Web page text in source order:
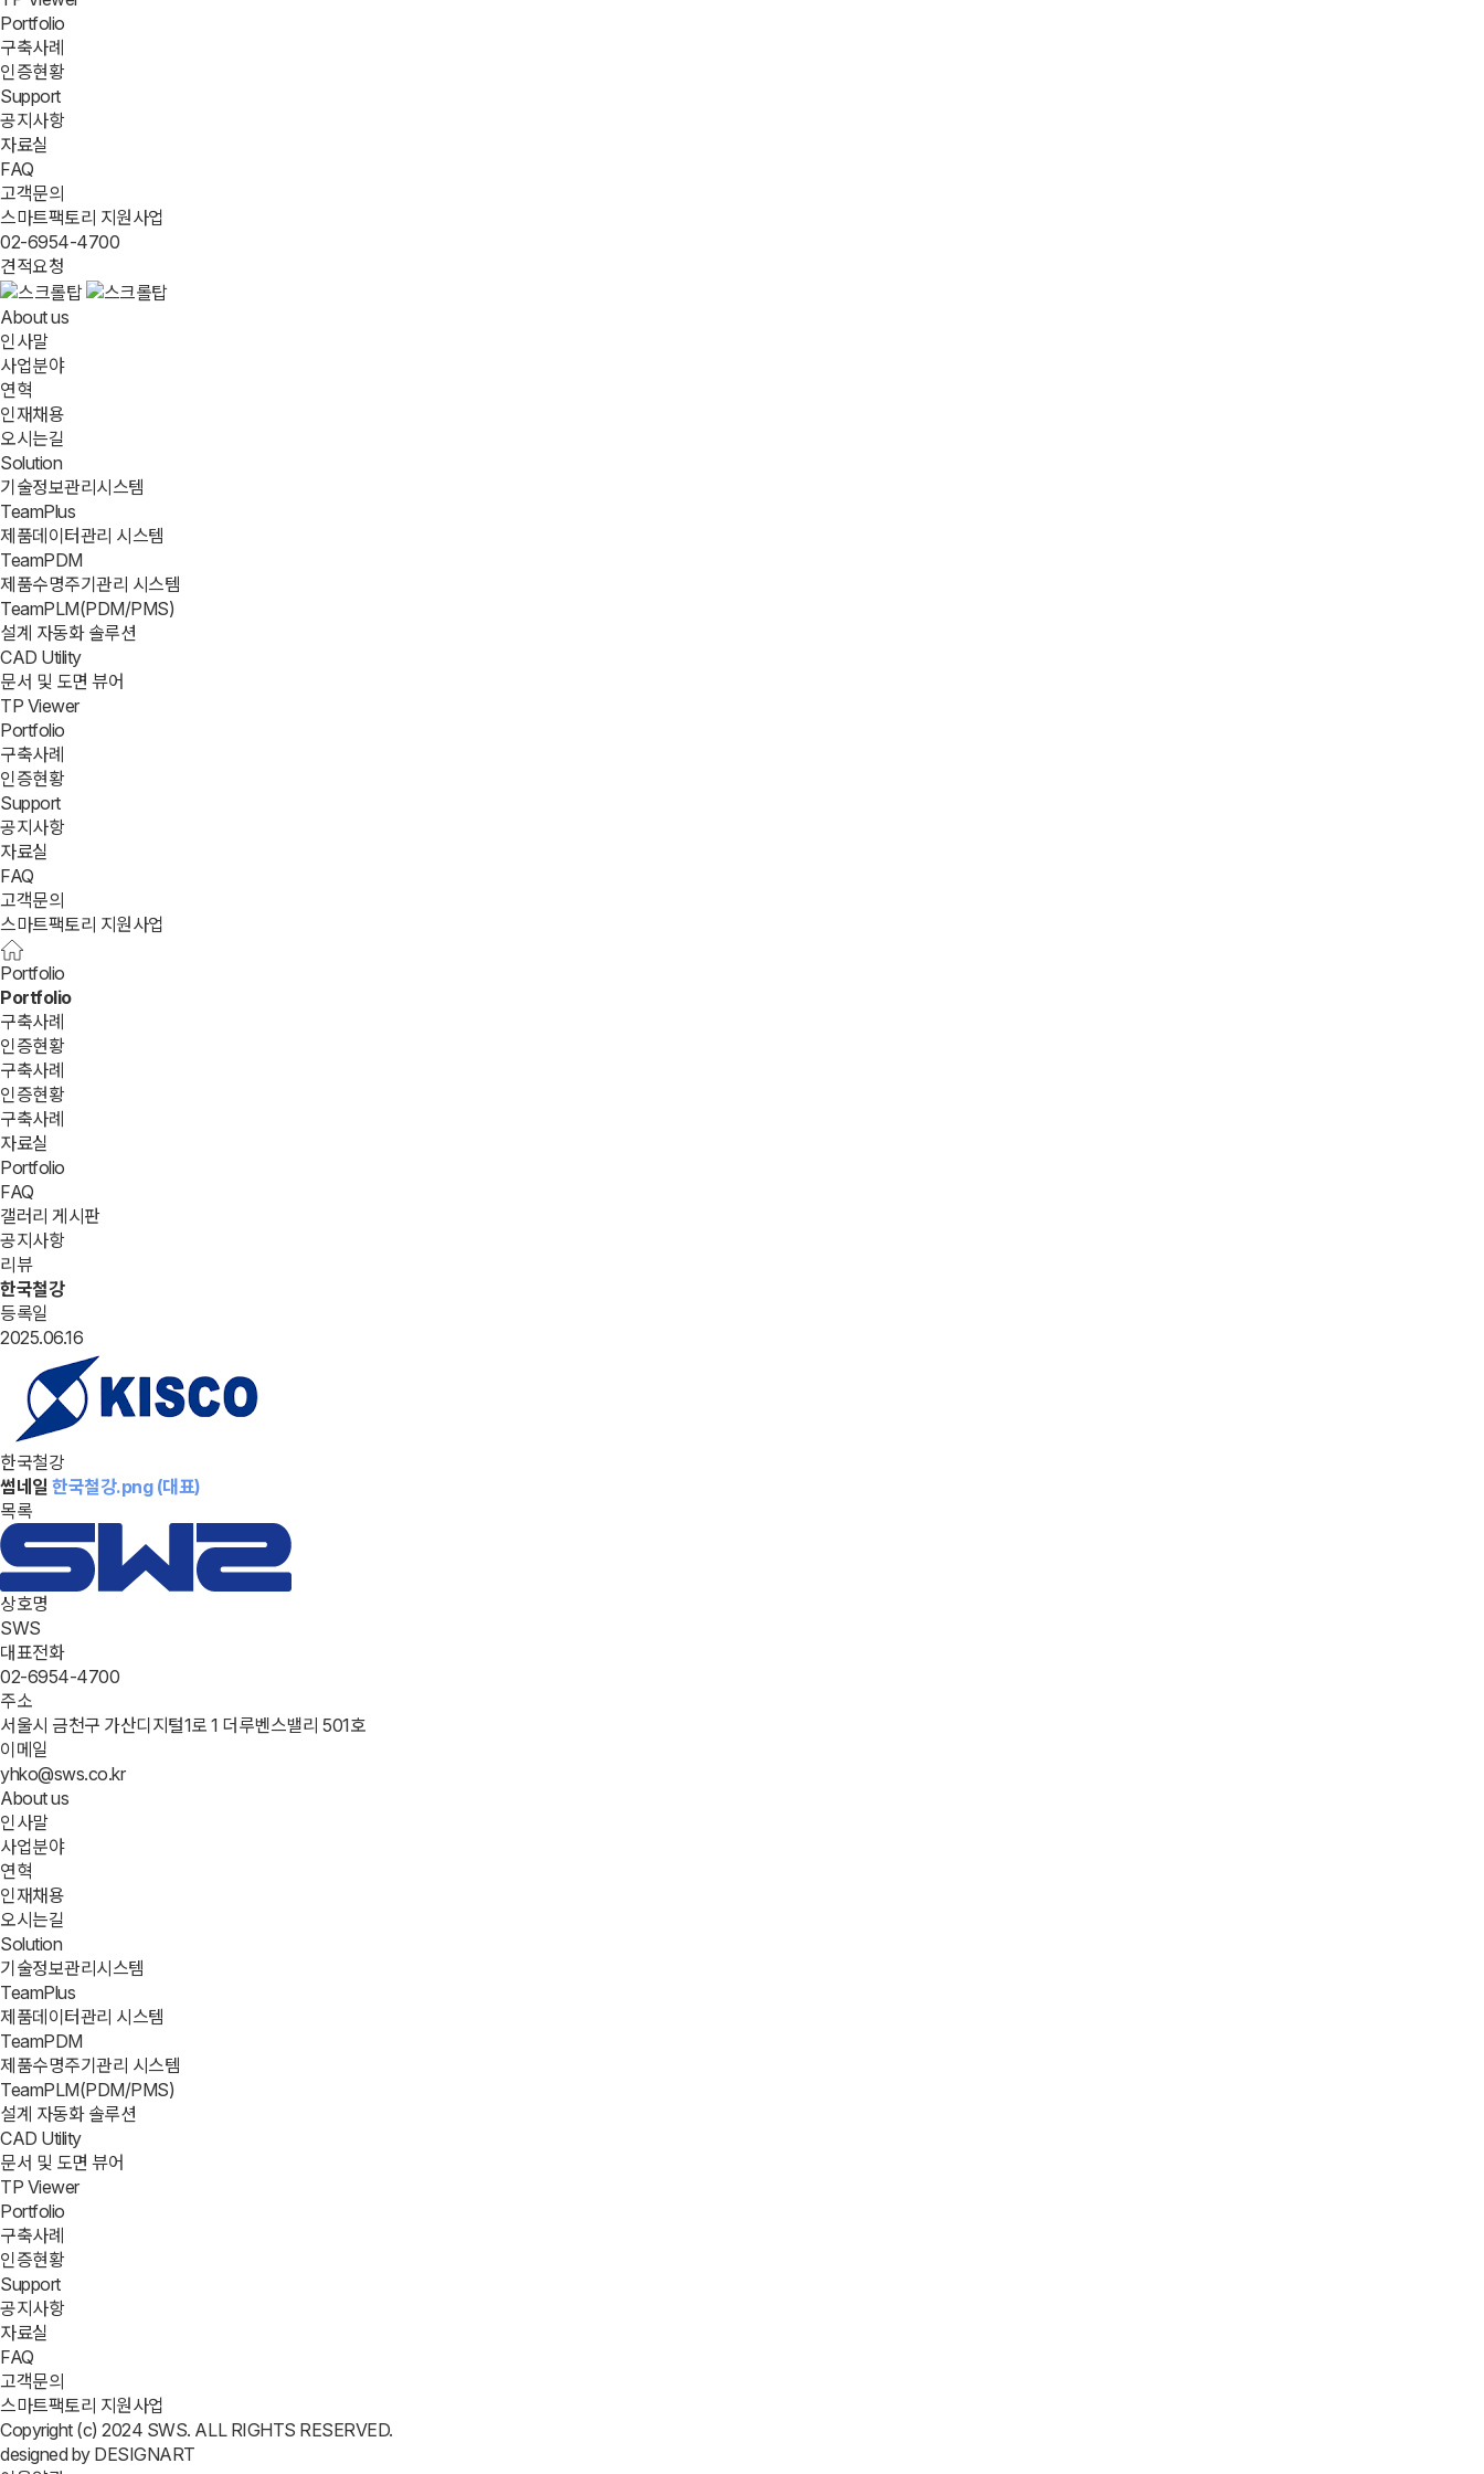
Portfolio
구축사례
인증현황
Support
공지사항
자료실
FAQ
고객문의
스마트팩토리 지원사업
02-6954-4700
견적요청
About us
인사말
사업분야
연혁
인재채용
오시는길
Solution
기술정보관리시스템
TeamPlus
제품데이터관리 시스템
TeamPDM
제품수명주기관리 시스템
TeamPLM(PDM/PMS)
설계 자동화 솔루션
CAD Utility
문서 및 도면 뷰어
TP Viewer
Portfolio
구축사례
인증현황
Support
공지사항
자료실
FAQ
고객문의
스마트팩토리 지원사업
Portfolio
Portfolio
구축사례
인증현황
구축사례
인증현황
구축사례
자료실
Portfolio
FAQ
갤러리 게시판
공지사항
리뷰
한국철강
등록일
2025.06.16
한국철강
썸네일 한국철강.png (대표)
목록
상호명
SWS
대표전화
02-6954-4700
주소
서울시 금천구 가산디지털1로 1 더루벤스밸리 501호
이메일
yhko@sws.co.kr
About us
인사말
사업분야
연혁
인재채용
오시는길
Solution
기술정보관리시스템
TeamPlus
제품데이터관리 시스템
TeamPDM
제품수명주기관리 시스템
TeamPLM(PDM/PMS)
설계 자동화 솔루션
CAD Utility
문서 및 도면 뷰어
TP Viewer
Portfolio
구축사례
인증현황
Support
공지사항
자료실
FAQ
고객문의
스마트팩토리 지원사업
Copyright (c) 2024 SWS. ALL RIGHTS RESERVED.
designed by DESIGNART